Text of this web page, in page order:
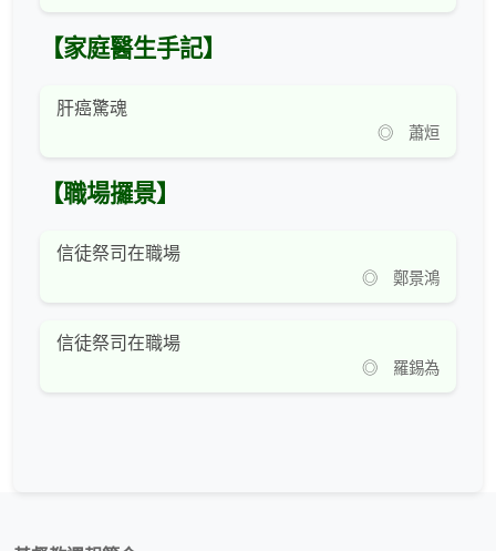
【家庭醫生手記】
肝癌驚魂
◎ 蕭烜
【職場攞景】
信徒祭司在職場
◎ 鄭景鴻
信徒祭司在職場
◎ 羅錫為